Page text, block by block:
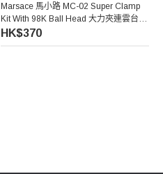
Marsace 馬小路 MC-02 Super Clamp
Kit With 98K Ball Head 大力夾連雲台套
裝
HK$370